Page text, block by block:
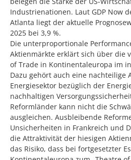
Industrienationen. Laut GDP Now
Atlanta liegt der aktuelle
2025 bei 3,9 %.
Die unterproportionale
Aktienmärkte erklärt sich über die
of Trade in Kontinentaleuropa im
Dazu gehört auch eine nachteilige
Energiesektor bezüglich der
nachhaltigen
Reformländer kann nicht die
ausgleichen. Ausbleibende
Unsicherheiten in Frankreich und
die Attraktivität der hiesigen
das Risiko, dass bei fortgesetzter